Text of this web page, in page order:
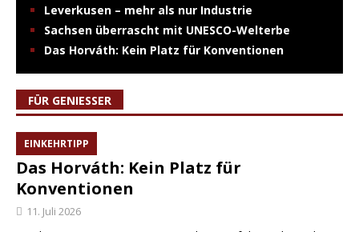
Leverkusen – mehr als nur Industrie
Sachsen überrascht mit UNESCO-Welterbe
Das Horváth: Kein Platz für Konventionen
FÜR GENIESSER
EINKEHRTIPP
Das Horváth: Kein Platz für
Konventionen
11. Juli 2026